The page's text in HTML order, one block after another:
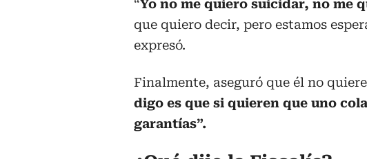
“Yo no me quiero suicidar, no me
que quiero decir, pero estamos
expresó.
Finalmente, aseguró que él no
digo es que si quieren que uno
garantías”.